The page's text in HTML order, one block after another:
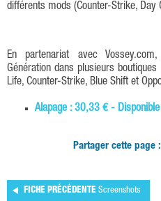
différents mods (Counter-Strike, Day
En partenariat avec
Génération dans plusieurs
Life, Counter-Strike, Blue Shift et
Alapage : 30,33 € -
Partager cette page :
FICHE PRÉCÉDENTE Screenshots